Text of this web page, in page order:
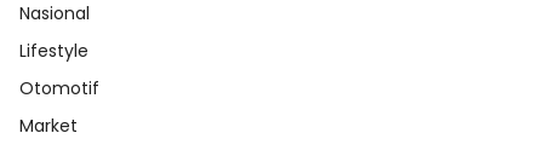
Nasional
Lifestyle
Otomotif
Market